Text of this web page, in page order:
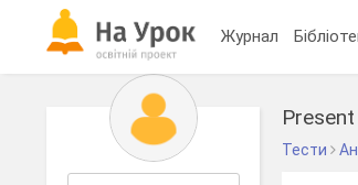
Журнал
Тести